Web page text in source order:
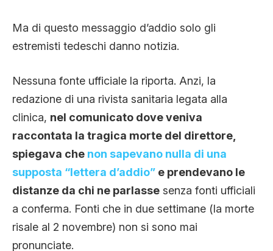
Ma di questo messaggio d’addio solo gli
estremisti tedeschi danno notizia.
Nessuna fonte ufficiale la riporta. Anzi, la
redazione di una rivista sanitaria legata alla
clinica, nel comunicato dove veniva
raccontata la tragica morte del direttore,
spiegava che non sapevano nulla di una
supposta “lettera d’addio” e prendevano le
distanze da chi ne parlasse senza fonti ufficiali
a conferma. Fonti che in due settimane (la morte
risale al 2 novembre) non si sono mai
pronunciate.